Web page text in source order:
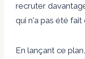
recruter
qui n'a pas été fait
En lançant ce